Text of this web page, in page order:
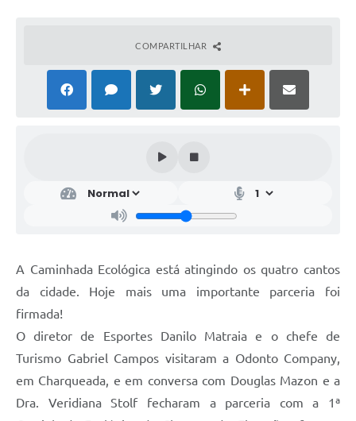
COMPARTILHAR
A Caminhada Ecológica está atingindo os quatro cantos
da cidade. Hoje mais uma importante parceria foi
firmada!
O diretor de Esportes Danilo Matraia e o chefe de
Turismo Gabriel Campos visitaram a Odonto Company,
em Charqueada, e em conversa com Douglas Mazon e a
Dra. Veridiana Stolf fecharam a parceria com a 1ª